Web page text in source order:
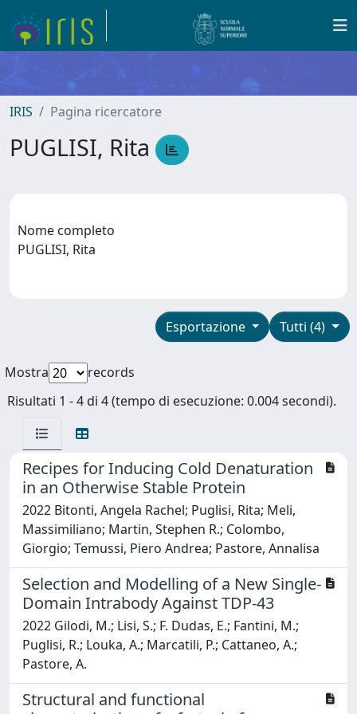
IRIS Pagina ricercatore
PUGLISI, Rita
Nome completo
PUGLISI, Rita
Tutti (4)
Esportazione
Mostra
records
Risultati 1 - 4 di 4 (tempo di esecuzione: 0.004 secondi).
Recipes for Inducing Cold Denaturation
in an Otherwise Stable Protein
2022 Bitonti, Angela Rachel; Puglisi, Rita; Meli,
Massimiliano; Martin, Stephen R.; Colombo,
Giorgio; Temussi, Piero Andrea; Pastore, Annalisa
Selection and Modelling of a New Single-
Domain Intrabody Against TDP-43
2022 Gilodi, M.; Lisi, S.; F. Dudas, E.; Fantini, M.;
Puglisi, R.; Louka, A.; Marcatili, P.; Cattaneo, A.;
Pastore, A.
Structural and functional